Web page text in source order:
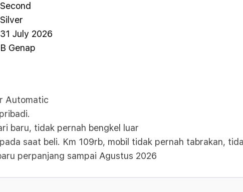
July 2026
Genap
Automatic
baru, tidak pernah bengkel luar
saat beli. Km 109rb, mobil tidak pernah tabrakan,
perpanjang sampai Agustus 2026